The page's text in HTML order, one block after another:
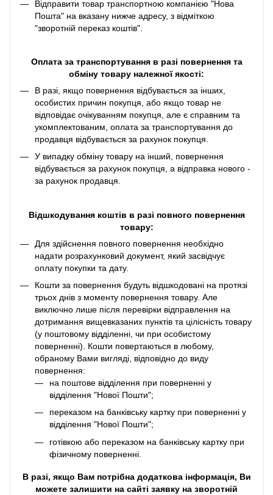
Відправити товар транспортною компанією "Нова
Пошта" на вказану нижче адресу, з відміткою
"зворотній переказ коштів".
Оплата за транспортування в разі повернення та
обміну товару належної якості:
В разі, якщо повернення відбувається за інших,
особистих причин покупця, або якщо товар не
відповідає очікуванням покупця, але є справним та
укомплектованим, оплата за транспортування до
продавця відбувається за рахунок покупця.
У випадку обміну товару на інший, повернення
відбувається за рахунок покупця, а відправка нового -
за рахунок продавця.
Відшкодування коштів в разі повного повернення
товару:
Для здійснення повного повернення необхідно
надати розрахунковий документ, який засвідчує
оплату покупки та дату.
Кошти за повернення будуть відшкодовані на протязі
трьох днів з моменту повернення товару. Але
виключно лише після перевірки відправлення на
дотримання вищевказаних пунктів та цілісність товару
(у поштовому відділенні, чи при особистому
поверненні). Кошти повертаються в любому,
обраному Вами вигляді, відповідно до виду
повернення:
на поштове відділення при поверненні у
відділення "Нової Пошти";
переказом на банківську картку при поверненні у
відділення "Нової Пошти";
готівкою або переказом на банківську картку при
фізичному поверненні.
В разі, якщо Вам потрібна додаткова інформація, Ви
можете залишити на сайті заявку на зворотній